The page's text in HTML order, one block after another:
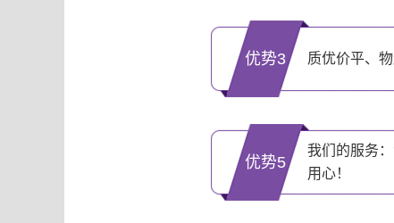
优势3 质优价平、
优势5
我们的服务
用心！